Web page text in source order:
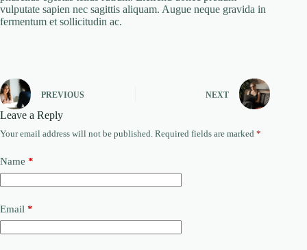
vulputate sapien nec sagittis aliquam. Augue neque gravida in
fermentum et sollicitudin ac.
PREVIOUS NEXT
Leave a Reply
Your email address will not be published. Required fields are marked *
Name *
Email *